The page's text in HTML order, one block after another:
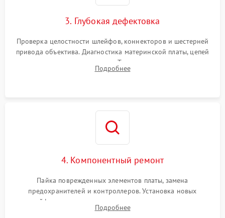
3. Глубокая дефектовка
Проверка целостности шлейфов, коннекторов и шестерней
привода объектива. Диагностика материнской платы, цепей
питания и картоприемника. Тестирование механизма
затвора и блока внутрикамерной стабилизации.
Подробнее
4. Компонентный ремонт
Пайка поврежденных элементов платы, замена
предохранителей и контроллеров. Установка новых
шлейфов, дисплея, механизма затвора или двигателя
автофокуса. Восстановление геометрии тубуса объектива
Подробнее